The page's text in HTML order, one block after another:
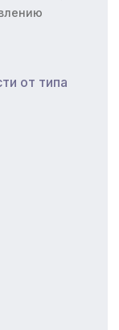
от типа